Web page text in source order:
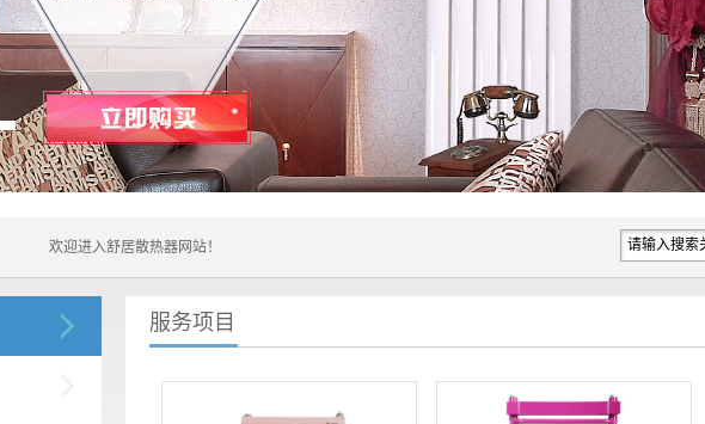
欢迎进入舒居散热器网站！....
服务项目